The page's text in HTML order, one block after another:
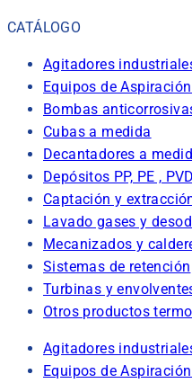
CATÁLOGO
Agitadores
Equipos de
Bombas
Cubas a medida
Decantadores a
Depósitos PP, PE ,
Captación y
Lavado gases y
Mecanizados y
Sistemas de retención
Turbinas y
Otros productos
Agitadores
Equipos de